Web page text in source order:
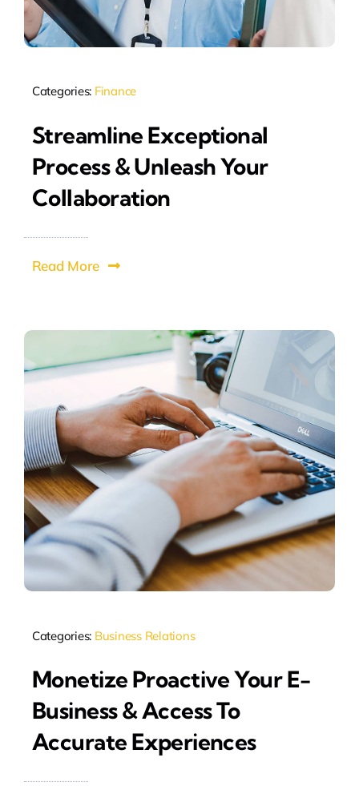
Categories: Finance
Streamline Exceptional
Process & Unleash Your
Collaboration
Read More
Categories: Business Relations
Monetize Proactive Your E-
Business & Access To
Accurate Experiences